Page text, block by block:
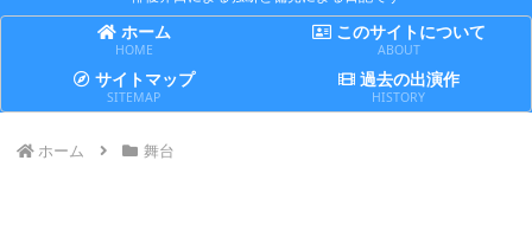
ホーム
HOME
このサイトについて
ABOUT
サイトマップ
SITEMAP
過去の出演作
HISTORY
ホーム 舞台